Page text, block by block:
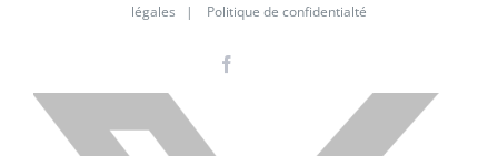
légales | Politique de confidentialté
X